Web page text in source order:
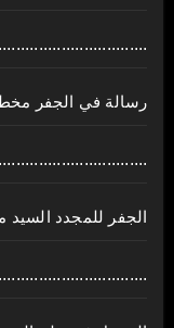
رسالة في الجفر
الجفر للمجدد السيد